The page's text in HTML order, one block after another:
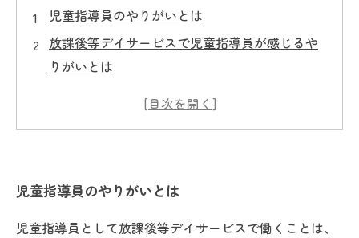
児童指導員のやりがいとは
放課後等デイサービスで児童指導員が感じるや
りがいとは
子どもたちとの触れ合いから生まれる児童指導
を持ち続けるために大切なこと
児童指導員のやりがいとは
児童指導員として放課後等デイサービスで働くことは、